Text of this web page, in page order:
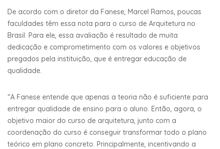
De acordo com o diretor da Fanese, Marcel Ramos, poucas
faculdades têm essa nota para o curso de Arquitetura no
Brasil. Para ele, essa avaliação é resultado de muita
dedicação e comprometimento com os valores e objetivos
pregados pela instituição, que é entregar educação de
qualidade.
“A Fanese entende que apenas a teoria não é suficiente para
entregar qualidade de ensino para o aluno. Então, agora, o
objetivo maior do curso de arquitetura, junto com a
coordenação do curso é conseguir transformar todo o plano
teórico em plano concreto. Principalmente, incentivando a